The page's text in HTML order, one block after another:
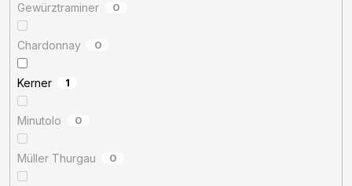
Gewürztraminer 0
Chardonnay 0
Kerner 1
Minutolo 0
Müller Thurgau 0